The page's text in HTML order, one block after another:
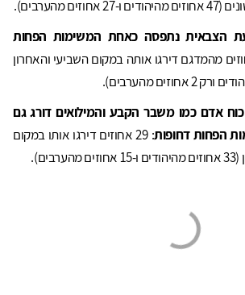
מהערבים).
הצבאית נתפסה כאחת המשימות הפחות
אחוזים מהמדגם דירגו אותה במקום השביעי והאחרון
כוח אדם כמו משבר הקבע והמילואים דורג גם
הפחות דחופות
: 29 אחוזים דירגו אותו במקום